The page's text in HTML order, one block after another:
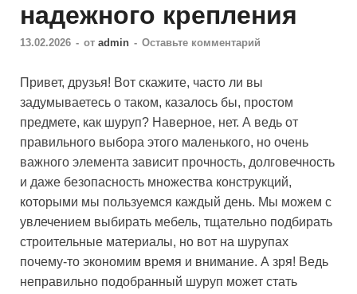
надежного крепления
13.02.2026 - от admin - Оставьте комментарий
Привет, друзья! Вот скажите, часто ли вы
задумываетесь о таком, казалось бы, простом
предмете, как шуруп? Наверное, нет. А ведь от
правильного выбора этого маленького, но очень
важного элемента зависит прочность, долговечность
и даже безопасность множества конструкций,
которыми мы пользуемся каждый день. Мы можем с
увлечением выбирать мебель, тщательно подбирать
строительные материалы, но вот на шурупах
почему-то экономим время и внимание. А зря! Ведь
неправильно подобранный шуруп может стать